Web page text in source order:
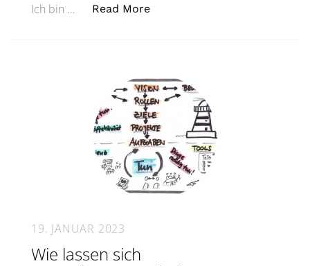
Ich bin …
Read More„Agilität verändert die
19. JANUAR 2023
Wie lassen sich